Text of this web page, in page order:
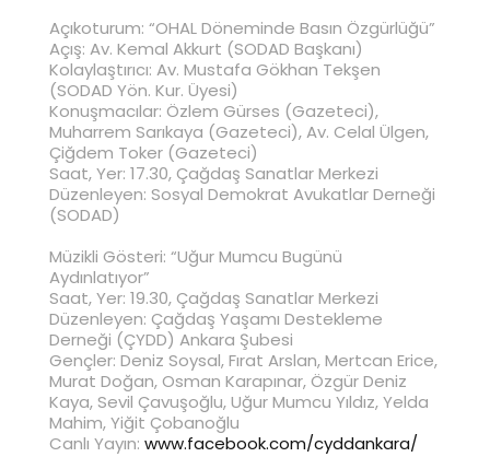
Açıkoturum: “OHAL Döneminde Basın Özgürlüğü”
Açış: Av. Kemal Akkurt (SODAD Başkanı)
Kolaylaştırıcı: Av. Mustafa Gökhan Tekşen
(SODAD Yön. Kur. Üyesi)
Konuşmacılar: Özlem Gürses (Gazeteci),
Muharrem Sarıkaya (Gazeteci), Av. Celal Ülgen,
Çiğdem Toker (Gazeteci)
Saat, Yer: 17.30, Çağdaş Sanatlar Merkezi
Düzenleyen: Sosyal Demokrat Avukatlar Derneği
(SODAD)
Müzikli Gösteri: “Uğur Mumcu Bugünü
Aydınlatıyor”
Saat, Yer: 19.30, Çağdaş Sanatlar Merkezi
Düzenleyen: Çağdaş Yaşamı Destekleme
Derneği (ÇYDD) Ankara Şubesi
Gençler: Deniz Soysal, Fırat Arslan, Mertcan Erice,
Murat Doğan, Osman Karapınar, Özgür Deniz
Kaya, Sevil Çavuşoğlu, Uğur Mumcu Yıldız, Yelda
Mahim, Yiğit Çobanoğlu
Canlı Yayın: www.facebook.com/cyddankara/